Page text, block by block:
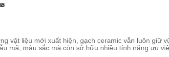
vật liệu mới xuất hiện, gạch ceramic vẫn luôn
mã, màu sắc mà còn sở hữu nhiều tính năng ưu